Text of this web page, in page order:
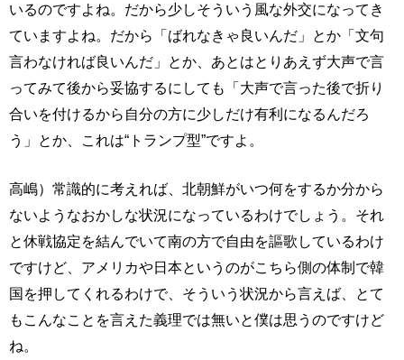
いるのですよね。だから少しそういう風な外交になってき
ていますよね。だから「ばれなきゃ良いんだ」とか「文句
言わなければ良いんだ」とか、あとはとりあえず大声で言
ってみて後から妥協するにしても「大声で言った後で折り
合いを付けるから自分の方に少しだけ有利になるんだろ
う」とか、これは“トランプ型”ですよ。
高嶋）常識的に考えれば、北朝鮮がいつ何をするか分から
ないようなおかしな状況になっているわけでしょう。それ
と休戦協定を結んでいて南の方で自由を謳歌しているわけ
ですけど、アメリカや日本というのがこちら側の体制で韓
国を押してくれるわけで、そういう状況から言えば、とて
もこんなことを言えた義理では無いと僕は思うのですけど
ね。